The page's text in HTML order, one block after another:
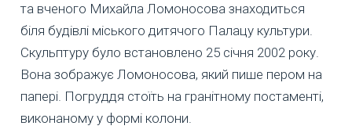
та вченого Михайла Ломоносова знаходиться
біля будівлі міського дитячого Палацу культури.
Скульптуру було встановлено 25 січня 2002 року.
Вона зображує Ломоносова, який пише пером на
папері. Погруддя стоїть на гранітному постаменті,
виконаному у формі колони.